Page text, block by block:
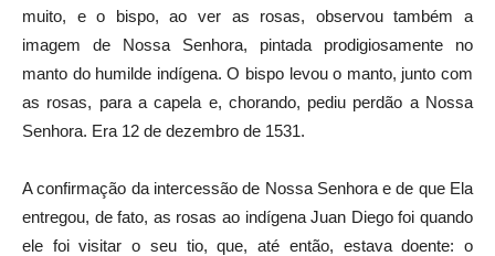
muito, e o bispo, ao ver as rosas, observou também a
imagem de Nossa Senhora, pintada prodigiosamente no
manto do humilde indígena. O bispo levou o manto, junto com
as rosas, para a capela e, chorando, pediu perdão a Nossa
Senhora. Era 12 de dezembro de 1531.
A confirmação da intercessão de Nossa Senhora e de que Ela
entregou, de fato, as rosas ao indígena Juan Diego foi quando
ele foi visitar o seu tio, que, até então, estava doente: o